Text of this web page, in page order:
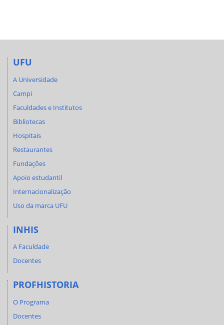
UFU
A Universidade
Campi
Faculdades e Institutos
Bibliotecas
Hospitais
Restaurantes
Fundações
Apoio estudantil
Internacionalização
Uso da marca UFU
INHIS
A Faculdade
Docentes
PROFHISTORIA
O Programa
Docentes